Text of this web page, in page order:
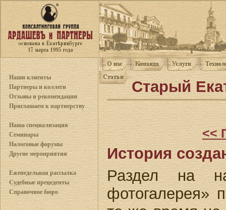
Наши клиенты
Партнеры и коллеги
Отзывы и рекомендации
Приглашаем к партнерству
Наша специализация
Семинары
Налоговые форумы
Другие мероприятия
Еженедельная рассылка
Судебные прецеденты
Справочное бюро
Старый
<<
История
Раздел на
фотогалерея»